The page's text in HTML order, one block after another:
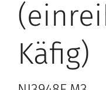
Käfig)